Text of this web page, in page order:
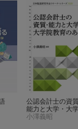
公認会計士の資質
能力と大学・大学
教育のあり方
小澤義昭